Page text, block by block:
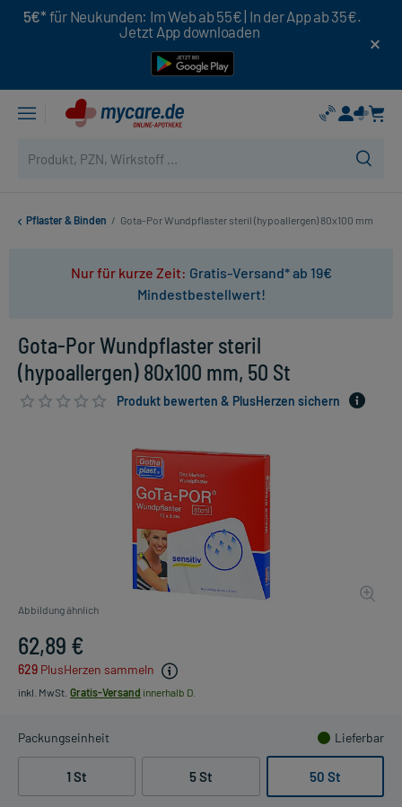
5€* für Neukunden: Im Web ab 55€ | In der App ab 35€.
Jetzt App downloaden
Pflaster & Binden / Gota-Por Wundpflaster steril (hypoallergen) 80x100 mm
Nur für kurze Zeit: Gratis-Versand* ab 19€
Mindestbestellwert!
Gota-Por Wundpflaster steril
(hypoallergen) 80x100 mm, 50 St
Produkt bewerten & PlusHerzen sichern
Abbildung ähnlich
62,89 €
629 PlusHerzen sammeln
inkl. MwSt. Gratis-Versand innerhalb D.
Packungseinheit Lieferbar
1 St 5 St 50 St